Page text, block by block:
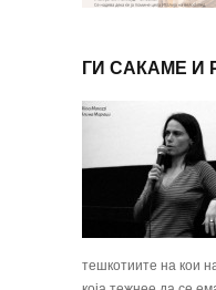
ГИ САКАМЕ И
тешкотиите на кои